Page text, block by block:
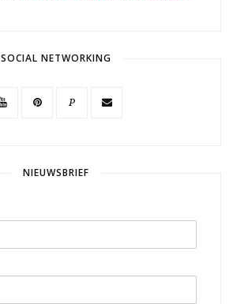
SOCIAL NETWORKING
P
NIEUWSBRIEF